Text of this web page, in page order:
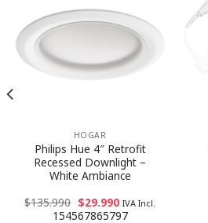
HOGAR
Philips Hue 4″ Retrofit
Recessed Downlight –
White Ambiance
$135.990 $29.990 IVA Incl.
154567865797